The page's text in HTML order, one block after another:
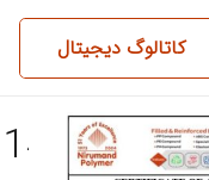
کاتالوگ دیجیتال